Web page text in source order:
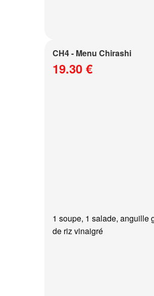
CH4 - Menu Chirashi
19.30 €
1 soupe, 1 salade, anguille
de riz vinaigré